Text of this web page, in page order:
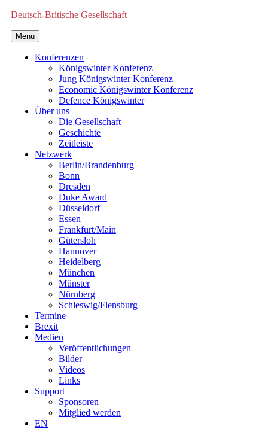
Deutsch-Britische Gesellschaft
Menü
Konferenzen
Königswinter Konferenz
Jung Königswinter Konferenz
Economic Königswinter Konferenz
Defence Königswinter
Über uns
Die Gesellschaft
Geschichte
Zeitleiste
Netzwerk
Berlin/Brandenburg
Bonn
Dresden
Duke Award
Düsseldorf
Essen
Frankfurt/Main
Gütersloh
Hannover
Heidelberg
München
Münster
Nürnberg
Schleswig/Flensburg
Termine
Brexit
Medien
Veröffentlichungen
Bilder
Videos
Links
Support
Sponsoren
Mitglied werden
EN